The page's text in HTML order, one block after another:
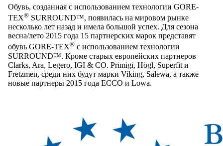
Обувь, созданная с использованием технологии GORE-
TEX® SURROUND™, появилась на мировом рынке
несколько лет назад и имела большой успех. Для сезона
весна/лето 2015 года 15 партнерских марок представят
обувь GORE-TEX® с использованием технологии
SURROUND™. Кроме старых европейских партнеров
Clarks, Ara, Legero, IGI & CO. Primigi, Högl, Superfit и
Fretzmen, среди них будут марки Viking, Salewa, а также
новые партнеры 2015 года ECCO и Lowa.